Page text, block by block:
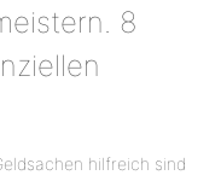
8
hilfreich sind